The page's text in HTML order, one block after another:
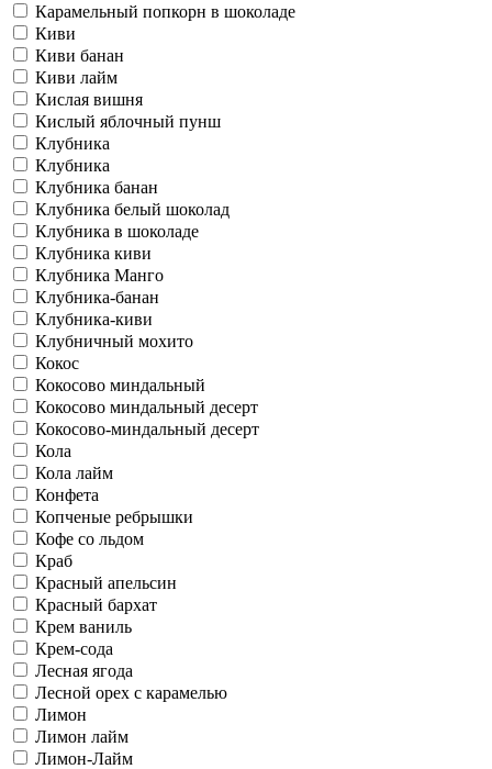
Карамельный попкорн в шоколаде
Киви
Киви банан
Киви лайм
Кислая вишня
Кислый яблочный пунш
Клубника
Клубника
Клубника банан
Клубника белый шоколад
Клубника в шоколаде
Клубника киви
Клубника Манго
Клубника-банан
Клубника-киви
Клубничный мохито
Кокос
Кокосово миндальный
Кокосово миндальный десерт
Кокосово-миндальный десерт
Кола
Кола лайм
Конфета
Копченые ребрышки
Кофе со льдом
Краб
Красный апельсин
Красный бархат
Крем ваниль
Крем-сода
Лесная ягода
Лесной орех с карамелью
Лимон
Лимон лайм
Лимон-Лайм